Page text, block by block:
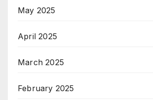
May 2025
April 2025
March 2025
February 2025